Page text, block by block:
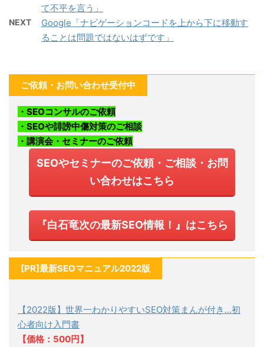
て不平を言う」
NEXT
Google「ナビゲーションコードを上から下に移動す
ることは問題ではないはずです」
ご依頼・お問い合わせ受付中
・SEOコンサルのご依頼
・SEOや誹謗中傷対策のご相談
・講演会・セミナーのご依頼
SEOやセミナーのご依頼・ご相談・お問
い合わせはこちら
『白石竜次の最新SEO情報！』はこちら
[PR]最新SEOマニュアル2022版
【2022版】世界一わかりやすいSEO対策まんが付き…初
心者向け入門書
【価格：500円】